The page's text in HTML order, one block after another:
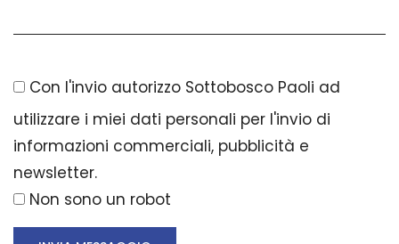
Con l'invio autorizzo Sottobosco Paoli ad
utilizzare i miei dati personali per l'invio di
informazioni commerciali, pubblicità e
newsletter.
Non sono un robot